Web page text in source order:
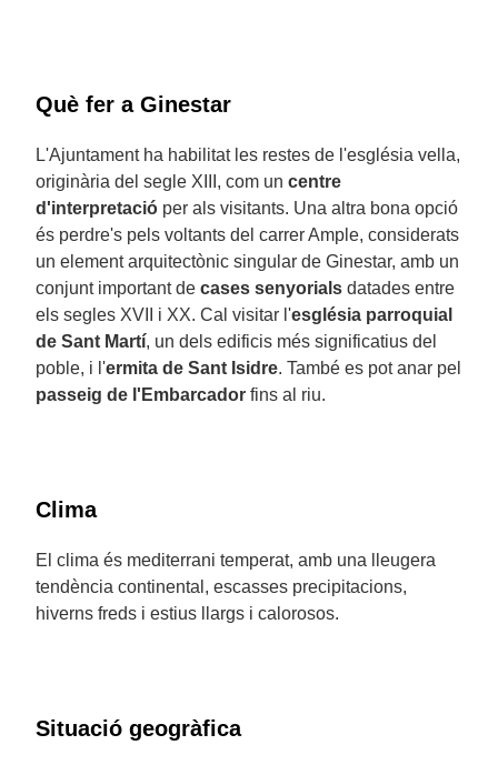
Què fer a Ginestar
L'Ajuntament ha habilitat les restes de l'església vella,
originària del segle XIII, com un centre
d'interpretació per als visitants. Una altra bona opció
és perdre's pels voltants del carrer Ample, considerats
un element arquitectònic singular de Ginestar, amb un
conjunt important de cases senyorials datades entre
els segles XVII i XX. Cal visitar l'església parroquial
de Sant Martí, un dels edificis més significatius del
poble, i l'ermita de Sant Isidre. També es pot anar pel
passeig de l'Embarcador fins al riu.
Clima
El clima és mediterrani temperat, amb una lleugera
tendència continental, escasses precipitacions,
hiverns freds i estius llargs i calorosos.
Situació geogràfica